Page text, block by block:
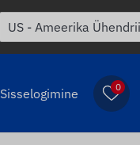
Sisselogimine 0